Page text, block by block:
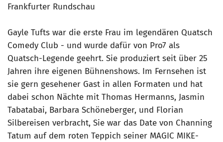
Frankfurter Rundschau
Gayle Tufts war die erste Frau im legendären Quatsch
Comedy Club - und wurde dafür von Pro7 als
Quatsch-Legende geehrt. Sie produziert seit über 25
Jahren ihre eigenen Bühnenshows. Im Fernsehen ist
sie gern gesehener Gast in allen Formaten und hat
dabei schon Nächte mit Thomas Hermanns, Jasmin
Tabatabai, Barbara Schöneberger, und Florian
Silbereisen verbracht, Sie war das Date von Channing
Tatum auf dem roten Teppich seiner MAGIC MIKE-